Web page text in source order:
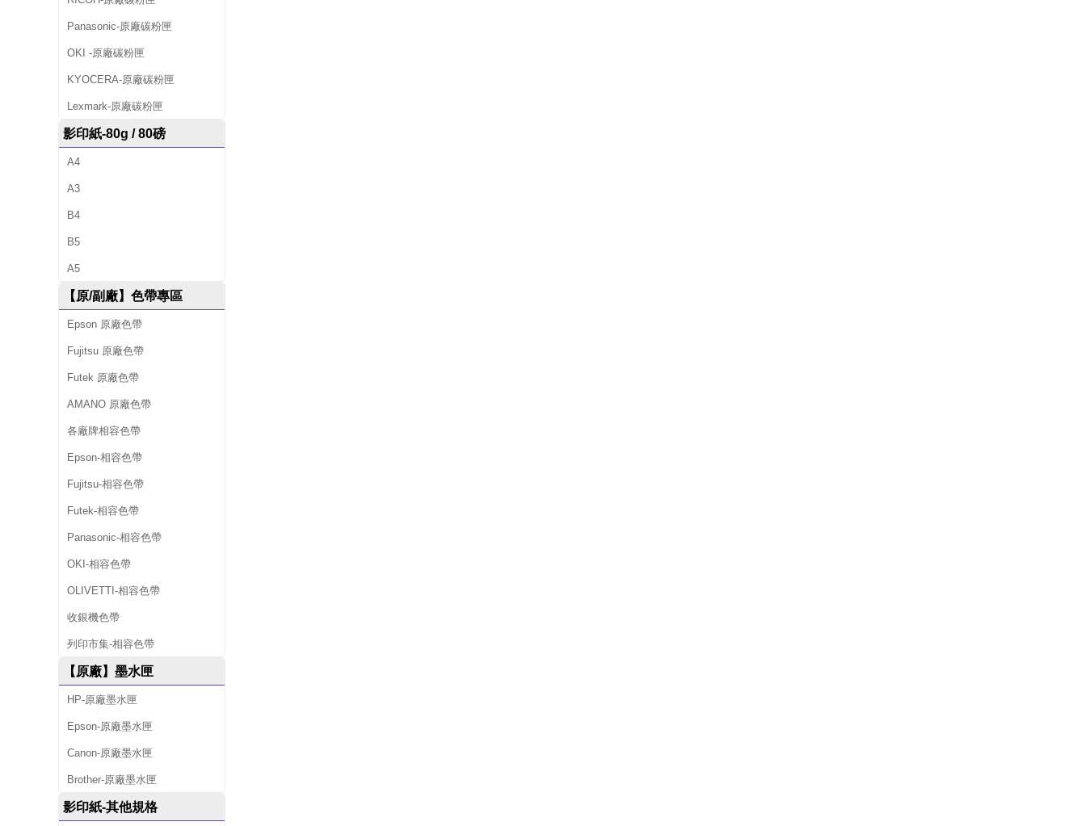
Panasonic-原廠碳粉匣
OKI -原廠碳粉匣
KYOCERA-原廠碳粉匣
Lexmark-原廠碳粉匣
影印紙-80g / 80磅
A4
A3
B4
B5
A5
【原/副廠】色帶專區
Epson 原廠色帶
Fujitsu 原廠色帶
Futek 原廠色帶
AMANO 原廠色帶
各廠牌相容色帶
Epson-相容色帶
Fujitsu-相容色帶
Futek-相容色帶
Panasonic-相容色帶
OKI-相容色帶
OLIVETTI-相容色帶
收銀機色帶
列印市集-相容色帶
【原廠】墨水匣
HP-原廠墨水匣
Epson-原廠墨水匣
Canon-原廠墨水匣
Brother-原廠墨水匣
影印紙-其他規格